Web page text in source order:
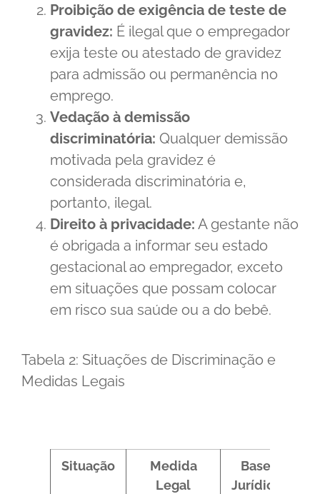
Proibição de exigência de teste de
gravidez: É ilegal que o empregador
exija teste ou atestado de gravidez
para admissão ou permanência no
emprego.
Vedação à demissão
discriminatória: Qualquer demissão
motivada pela gravidez é
considerada discriminatória e,
portanto, ilegal.
Direito à privacidade: A gestante não
é obrigada a informar seu estado
gestacional ao empregador, exceto
em situações que possam colocar
em risco sua saúde ou a do bebê.
Tabela 2: Situações de Discriminação e
Medidas Legais
Situação
Medida
Legal
Base
Jurídica